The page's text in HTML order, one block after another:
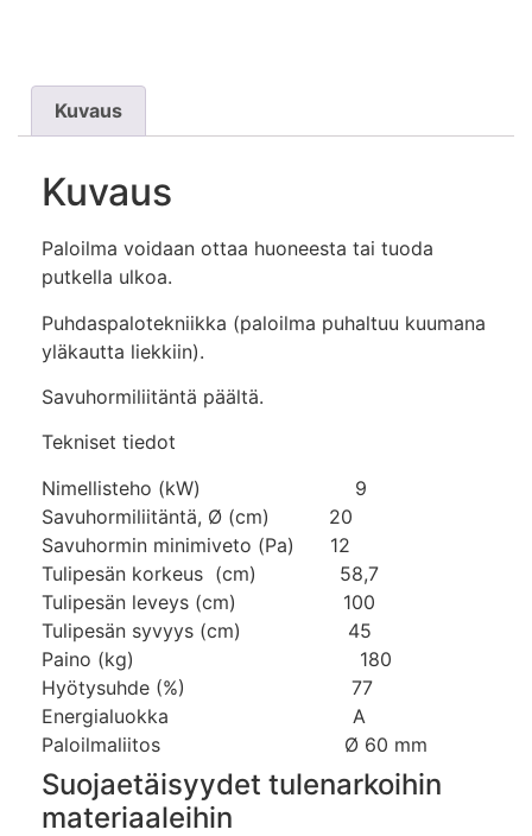
Kuvaus
Kuvaus
Paloilma voidaan ottaa huoneesta tai tuoda
putkella ulkoa.
Puhdaspalotekniikka (paloilma puhaltuu kuumana
yläkautta liekkiin).
Savuhormiliitäntä päältä.
Tekniset tiedot
Nimellisteho (kW) 9
Savuhormiliitäntä, Ø (cm) 20
Savuhormin minimiveto (Pa) 12
Tulipesän korkeus (cm) 58,7
Tulipesän leveys (cm) 100
Tulipesän syvyys (cm) 45
Paino (kg) 180
Hyötysuhde (%) 77
Energialuokka A
Paloilmaliitos Ø 60 mm
Suojaetäisyydet tulenarkoihin
materiaaleihin